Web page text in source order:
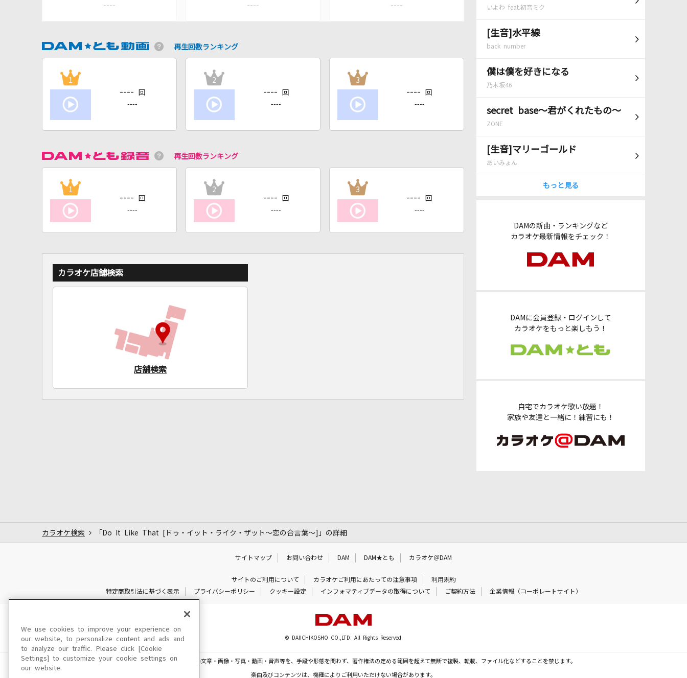
いよわ feat.初音ミク
[生音]水平線
back number
僕は僕を好きになる
乃木坂46
secret base～君がくれたもの～
ZONE
[生音]マリーゴールド
あいみょん
もっと見る
DAMの新曲・ランキングなど
カラオケ最新情報をチェック！
DAMに会員登録・ログインして
カラオケをもっと楽しもう！
自宅でカラオケ歌い放題！
家族や友達と一緒に！練習にも！
----
----
----
再生回数ランキング
1
---- 回
----
2
---- 回
----
3
---- 回
----
再生回数ランキング
1
---- 回
----
2
---- 回
----
3
---- 回
----
カラオケ店舗検索
店舗検索
カラオケ検索 「Do It Like That [ドゥ・イット・ライク・ザット～恋の合言葉～]」の詳細
サイトマップ お問い合わせ DAM DAM★とも カラオケ＠DAM
サイトのご利用について カラオケご利用にあたっての注意事項
利用規約
特定商取引法に基づく表示
プライバシーポリシー クッキー設定 インフォマティブデータの取得について ご契約方法 企業情報（コーポレートサイト）
© DAIICHIKOSHO CO.,LTD. All Rights Reserved.
このサイトに掲載されている一切の文章・画像・写真・動画・音声等を、手段や形態を問わず、著作権法の定める範囲を超えて無断で複製、転載、ファイル化などすることを禁じます。
楽曲及びコンテンツは、機種によりご利用いただけない場合があります。
We use cookies to improve your experience on
our website, to personalize content and ads and
to analyze our traffic. Please click [Cookie
Settings] to customize your cookie settings on
our website.